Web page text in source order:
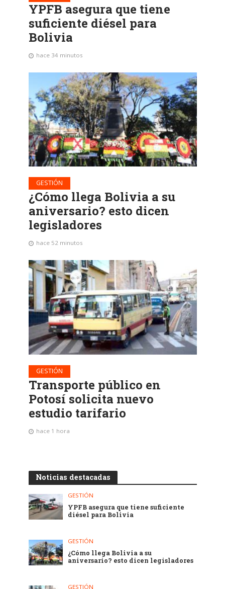
YPFB asegura que tiene
suficiente diésel para
Bolivia
hace 34 minutos
GESTIÓN
¿Cómo llega Bolivia a su
aniversario? esto dicen
legisladores
hace 52 minutos
GESTIÓN
Transporte público en
Potosí solicita nuevo
estudio tarifario
hace 1 hora
Noticias destacadas
GESTIÓN
YPFB asegura que tiene suficiente
diésel para Bolivia
GESTIÓN
¿Cómo llega Bolivia a su
aniversario? esto dicen legisladores
GESTIÓN